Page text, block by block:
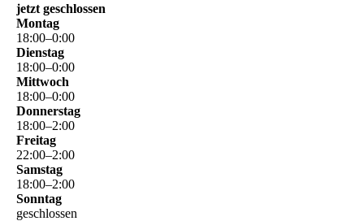
jetzt geschlossen
Montag
18:00–0:00
Dienstag
18:00–0:00
Mittwoch
18:00–0:00
Donnerstag
18:00–2:00
Freitag
22:00–2:00
Samstag
18:00–2:00
Sonntag
geschlossen